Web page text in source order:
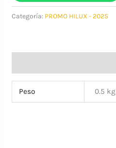
ACEITE
+
-
TOYOTA
Categoría: PROMO HILUX - 2025
Peso 0.5 kg